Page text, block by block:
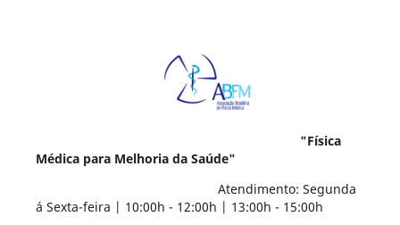
"Física
Médica para Melhoria da Saúde"
Atendimento: Segunda
á Sexta-feira | 10:00h - 12:00h | 13:00h - 15:00h